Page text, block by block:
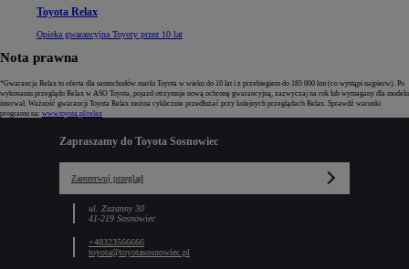
Toyota Relax
Opieka gwarancyjna Toyoty przez 10 lat
Nota prawna
*Gwarancja Relax to oferta dla samochodów marki Toyota w wieku do 10 lat i z przebiegiem do 185 000 km (co wystąpi najpierw). Po
wykonaniu przeglądu Relax w ASO Toyota, pojazd otrzymuje nową ochronę gwarancyjną, zazwyczaj na rok lub wymagany dla modelu
interwał. Ważność gwarancji Toyota Relax można cyklicznie przedłużać przy kolejnych przeglądach Relax. Sprawdź warunki
programu na: www.toyota.pl/relax
Zapraszamy do Toyota Sosnowiec
Zarezerwuj przegląd
ul. Zuzanny 30
41-219 Sosnowiec
+48323566666
toyota@toyotasosnowiec.pl